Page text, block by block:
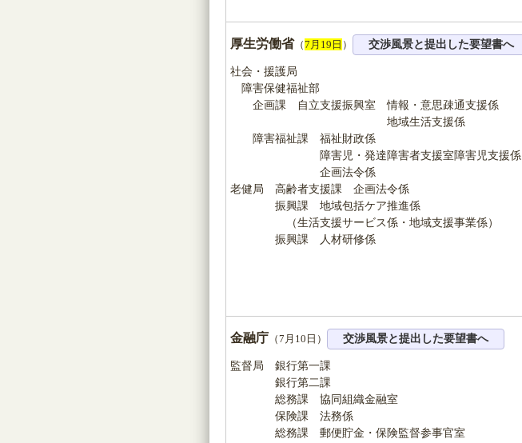
厚生労働省（7月19日 ） 交渉風景と提出した要望書へ
社会・援護局
障害保健福祉部
企画課 自立支援振興室 情報・意思疎通支援係
地域生活支援係
障害福祉課 福祉財政係
障害児・発達障害者支援室障害児支援係
企画法令係
老健局 高齢者支援課 企画法令係
振興課 地域包括ケア推進係
（生活支援サービス係・地域支援事業係）
振興課 人材研修係
金融庁 （7月10日） 交渉風景と提出した要望書へ
監督局 銀行第一課
銀行第二課
総務課 協同組織金融室
保険課 法務係
総務課 郵便貯金・保険監督参事官室